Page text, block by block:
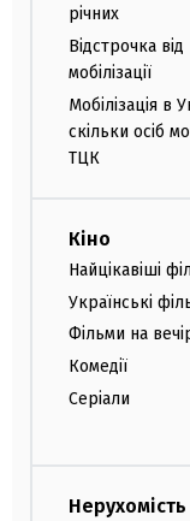
річних
Відстрочка від
мобілізації
Мобілізація в
скільки осіб
ТЦК
Кіно
Найцікавіші
Українські
Фільми на
Комедії
Серіали
Нерухомість